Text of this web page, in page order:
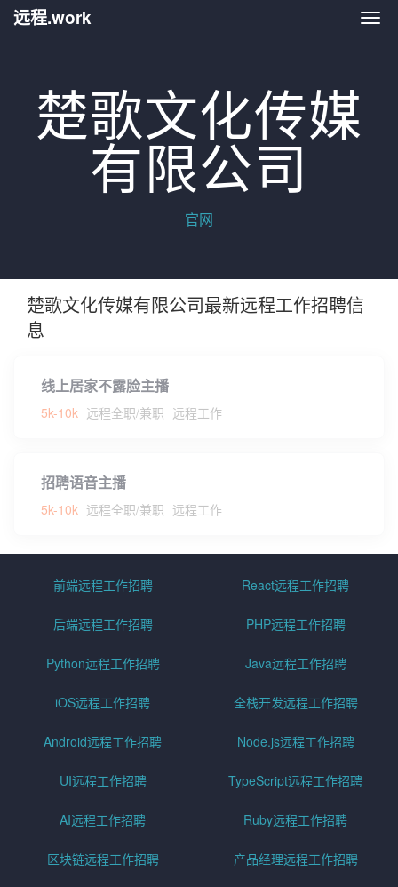
远
远程.work
楚歌文化传媒
有限公司
官网
楚歌文化传媒有限公司最新远程工作招聘信
息
线上居家不露脸主播
5k-10k 远程全职/兼职 远程工作
招聘语音主播
5k-10k 远程全职/兼职 远程工作
前端远程工作招聘 React远程工作招聘
后端远程工作招聘 PHP远程工作招聘
Python远程工作招聘 Java远程工作招聘
iOS远程工作招聘 全栈开发远程工作招聘
Android远程工作招聘 Node.js远程工作招聘
UI远程工作招聘 TypeScript远程工作招聘
AI远程工作招聘 Ruby远程工作招聘
区块链远程工作招聘 产品经理远程工作招聘